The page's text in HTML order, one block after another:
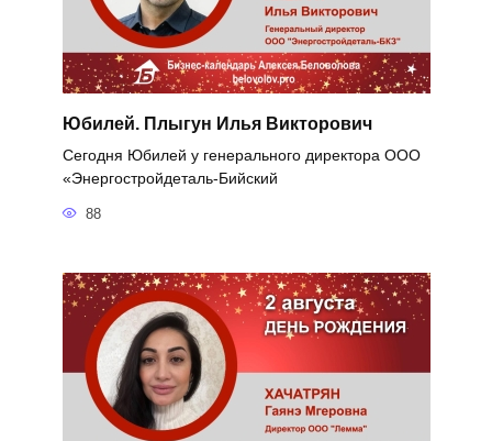
Юбилей. Плыгун Илья Викторович
Сегодня Юбилей у генерального директора ООО
«Энергостройдеталь-Бийский
88